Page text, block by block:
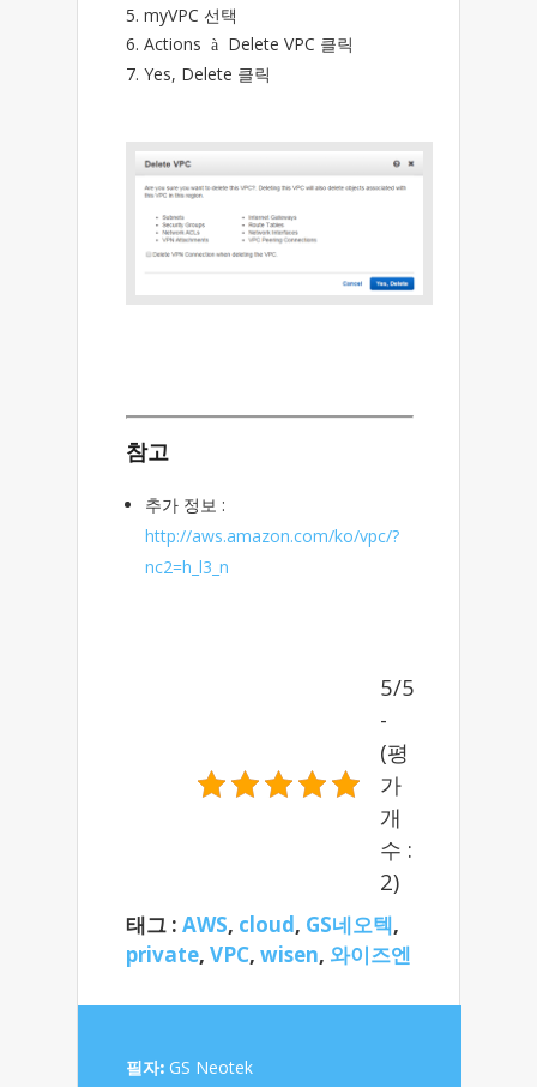
5. myVPC 선택
6. Actions à Delete VPC 클릭
7. Yes, Delete 클릭
참고
추가 정보 :
http://aws.amazon.com/ko/vpc/?
nc2=h_l3_n
5/5
-
(평
가
개
수 :
2)
태그 : AWS, cloud, GS네오텍,
private, VPC, wisen, 와이즈엔
필자: GS Neotek